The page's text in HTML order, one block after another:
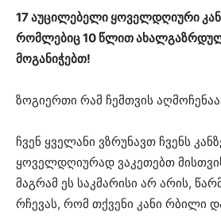
17 აუცილებელი ყოველდღიური
რომლებიც 10 წლით
მოგანიჭებთ!
ზოგიერთი რამ ჩემთვის
ჩვენ ყველანი ვზრუნავთ ჩვენს
ყოველდღიურად ვაკეთებთ
მაგრამ ეს საკმარისი არ არის,
რჩევას, რომ თქვენი კანი რბილი